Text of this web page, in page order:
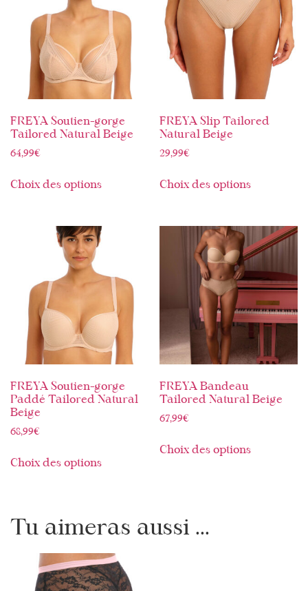
FREYA Soutien-gorge
Tailored Natural Beige
64,99€
Choix des options
FREYA Slip Tailored
Natural Beige
29,99€
Choix des options
FREYA Soutien-gorge
Paddé Tailored Natural
Beige
68,99€
Choix des options
FREYA Bandeau
Tailored Natural Beige
67,99€
Choix des options
Tu aimeras aussi ...